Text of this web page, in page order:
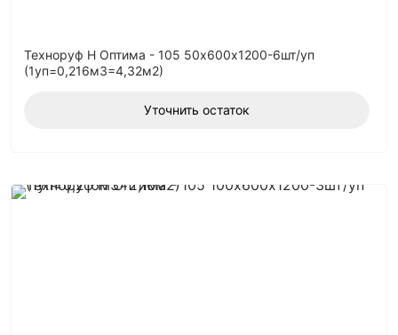
Техноруф Н Оптима - 105 50х600х1200-6шт/уп
(1уп=0,216м3=4,32м2)
Уточнить остаток